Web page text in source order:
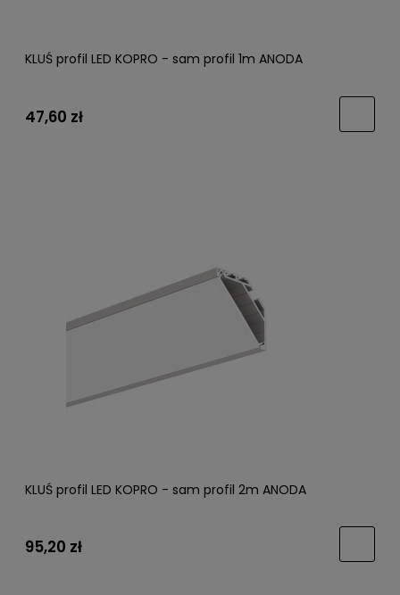
KLUŚ profil LED KOPRO - sam profil 1m ANODA
47,60 zł
KLUŚ profil LED KOPRO - sam profil 2m ANODA
95,20 zł